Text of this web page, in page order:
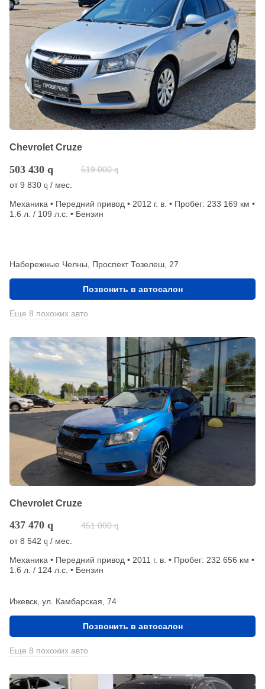
Chevrolet Cruze
503 430 q 519 000 q
от9 830 q / мес.
Механика • Передний привод • 2012 г. в. • Пробег: 233 169 км •
1.6 л. / 109 л.с. • Бензин
Набережные Челны, Проспект Тозелеш, 27
Позвонить в автосалон
Еще 8 похожих авто
Chevrolet Cruze
437 470 q 451 000 q
от8 542 q / мес.
Механика • Передний привод • 2011 г. в. • Пробег: 232 656 км •
1.6 л. / 124 л.с. • Бензин
Ижевск, ул. Камбарская, 74
Позвонить в автосалон
Еще 8 похожих авто